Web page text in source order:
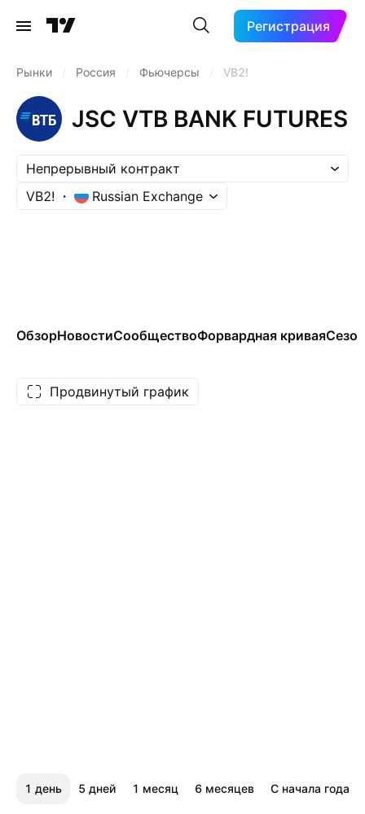
Регистрация
Рынки Россия Фьючерсы VB2!
JSC VTB BANK FUTURES
Непрерывный контракт
VB2!
Russian Exchange
ОбзорНовостиСообществоФорвардная кривая
Продвинутый график
1 день 5 дней 1 месяц 6 месяцев С начала года